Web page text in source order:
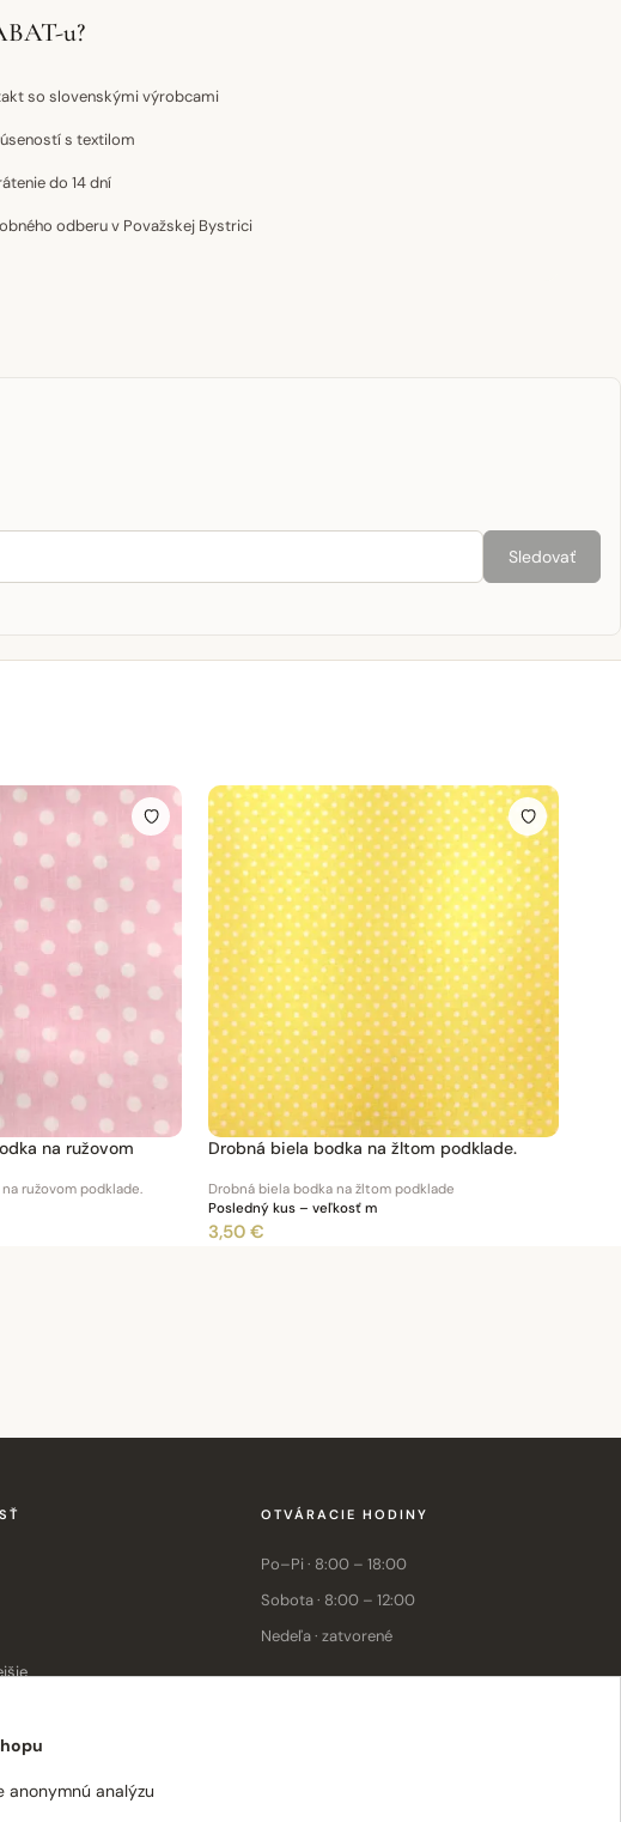
u?
so slovenskými výrobcami
s textilom
do 14 dní
odberu v Považskej Bystrici
Sledovať
na ružovom
ružovom podklade.
Drobná biela bodka na žltom podklade.
Drobná biela bodka na žltom podklade
Posledný kus – veľkosť m
3,50 €
OTVÁRACIE HODINY
Po–Pi · 8:00 – 18:00
Sobota · 8:00 – 12:00
Nedeľa · zatvorené
anonymnú analýzu